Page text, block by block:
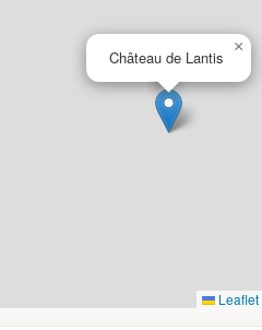
Château de Lantis
×
Leaflet